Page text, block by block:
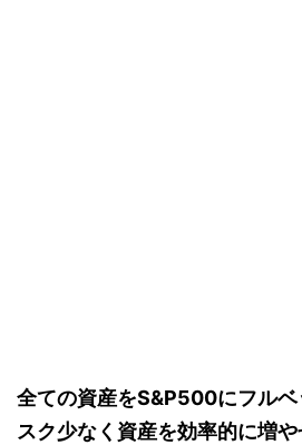
全ての資産をS&P500にフルベ
スク少なく資産を効率的に増や